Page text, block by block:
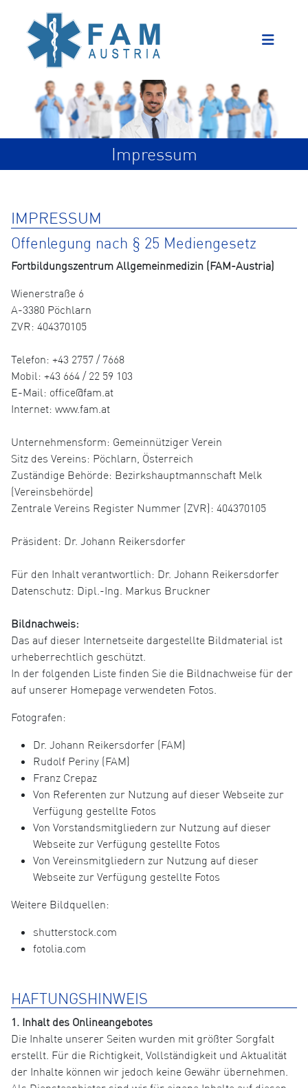
Impressum
IMPRESSUM
Offenlegung nach § 25 Mediengesetz
Fortbildungszentrum Allgemeinmedizin (FAM-Austria)
Wienerstraße 6
A-3380 Pöchlarn
ZVR: 404370105
Telefon: +43 2757 / 7668
Mobil: +43 664 / 22 59 103
E-Mail: office@fam.at
Internet: www.fam.at
Unternehmensform: Gemeinnütziger Verein
Sitz des Vereins: Pöchlarn, Österreich
Zuständige Behörde: Bezirkshauptmannschaft Melk
(Vereinsbehörde)
Zentrale Vereins Register Nummer (ZVR): 404370105
Präsident: Dr. Johann Reikersdorfer
Für den Inhalt verantwortlich: Dr. Johann Reikersdorfer
Datenschutz: Dipl.-Ing. Markus Bruckner
Bildnachweis:
Das auf dieser Internetseite dargestellte Bildmaterial ist
urheberrechtlich geschützt.
In der folgenden Liste finden Sie die Bildnachweise für der
auf unserer Homepage verwendeten Fotos.
Fotografen:
Dr. Johann Reikersdorfer (FAM)
Rudolf Periny (FAM)
Franz Crepaz
Von Referenten zur Nutzung auf dieser Webseite zur
Verfügung gestellte Fotos
Von Vorstandsmitgliedern zur Nutzung auf dieser
Webseite zur Verfügung gestellte Fotos
Von Vereinsmitgliedern zur Nutzung auf dieser
Webseite zur Verfügung gestellte Fotos
Weitere Bildquellen:
shutterstock.com
fotolia.com
HAFTUNGSHINWEIS
1. Inhalt des Onlineangebotes
Die Inhalte unserer Seiten wurden mit größter Sorgfalt
erstellt. Für die Richtigkeit, Vollständigkeit und Aktualität
der Inhalte können wir jedoch keine Gewähr übernehmen.